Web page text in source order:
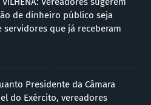
de dinheiro público seja
que já receberam
Presidente da Câmara
do Exército, vereadores